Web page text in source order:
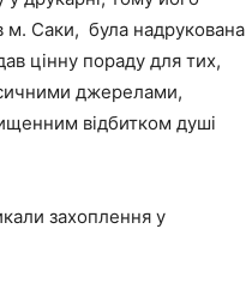
м. Саки, була надрукована
цінну пораду для тих,
джерелами,
відбитком душі
захоплення у